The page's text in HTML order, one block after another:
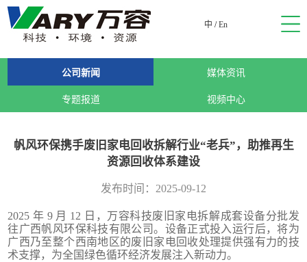
中 /En
公司新闻 媒体资讯
专题报道 视频中心
帆风环保携手废旧家电回收拆解行业“老兵”，助推再生
资源回收体系建设
发布时间：2025-09-12
2025 年 9 月 12 日，万容科技废旧家电拆解成套设备分批发
往广西帆风环保科技有限公司。设备正式投入运行后，将为
广西乃至整个西南地区的废旧家电回收处理提供强有力的技
术支撑，为全国绿色循环经济发展注入新动力。